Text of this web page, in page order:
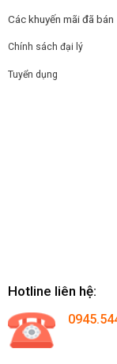
Các khuyến mãi đã bán
Chính sách đại lý
Tuyển dụng
Hotline liên hệ: